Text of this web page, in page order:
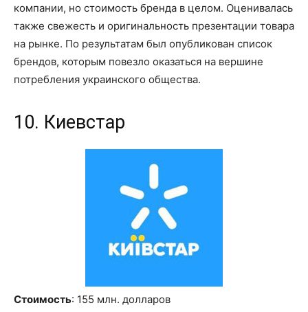
компании, но стоимость бренда в целом. Оценивалась
также свежесть и оригинальность презентации товара
на рынке. По результатам был опубликован список
брендов, которым повезло оказаться на вершине
потребления украинского общества.
10. Киевстар
Стоимость: 155 млн. долларов